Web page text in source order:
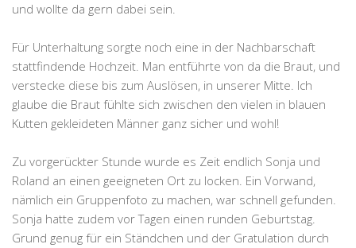
und wollte da gern dabei sein.
Für Unterhaltung sorgte noch eine in der Nachbarschaft
stattfindende Hochzeit. Man entführte von da die Braut, und
verstecke diese bis zum Auslösen, in unserer Mitte. Ich
glaube die Braut fühlte sich zwischen den vielen in blauen
Kutten gekleideten Männer ganz sicher und wohl!
Zu vorgerückter Stunde wurde es Zeit endlich Sonja und
Roland an einen geeigneten Ort zu locken. Ein Vorwand,
nämlich ein Gruppenfoto zu machen, war schnell gefunden.
Sonja hatte zudem vor Tagen einen runden Geburtstag.
Grund genug für ein Ständchen und der Gratulation durch